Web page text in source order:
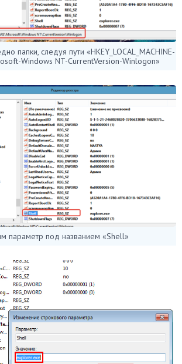
папки, следуя пути «HKEY_LOCAL_MACHINE-
Windows NT-CurrentVersion-Winlogon»
параметр под названием «Shell»